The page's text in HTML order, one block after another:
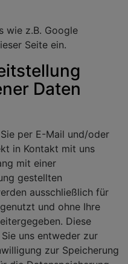
wie z.B. Google
Seite ein.
Daten
per E-Mail und/oder
in Kontakt mit uns
mit einer
gestellten
ausschließlich für
und ohne Ihre
Diese
uns entweder zur
zur Speicherung